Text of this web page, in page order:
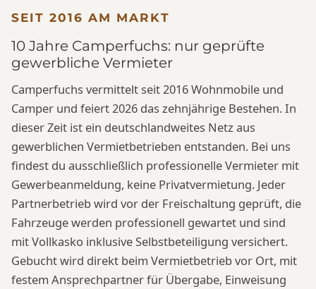
SEIT 2016 AM MARKT
10 Jahre Camperfuchs: nur geprüfte
gewerbliche Vermieter
Camperfuchs vermittelt seit 2016 Wohnmobile und
Camper und feiert 2026 das zehnjährige Bestehen. In
dieser Zeit ist ein deutschlandweites Netz aus
gewerblichen Vermietbetrieben entstanden. Bei uns
findest du ausschließlich professionelle Vermieter mit
Gewerbeanmeldung, keine Privatvermietung. Jeder
Partnerbetrieb wird vor der Freischaltung geprüft, die
Fahrzeuge werden professionell gewartet und sind
mit Vollkasko inklusive Selbstbeteiligung versichert.
Gebucht wird direkt beim Vermietbetrieb vor Ort, mit
festem Ansprechpartner für Übergabe, Einweisung